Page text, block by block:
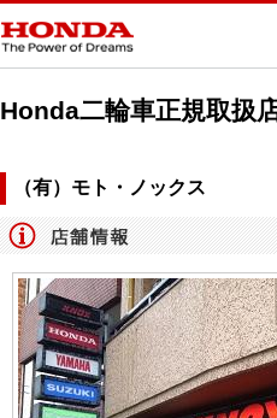
Honda二輪車正規取扱
（有）モト・ノックス